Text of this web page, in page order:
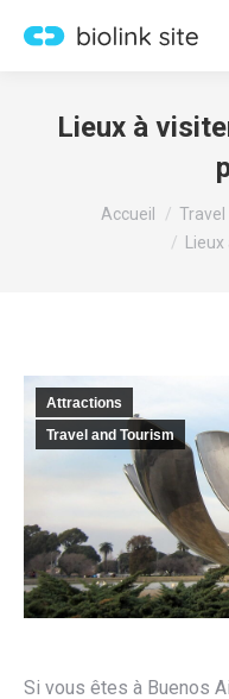
Lieux à
Vous êtes ici :
Accueil Travel
Attractions
Travel and Tourism
Si vous êtes à Buenos